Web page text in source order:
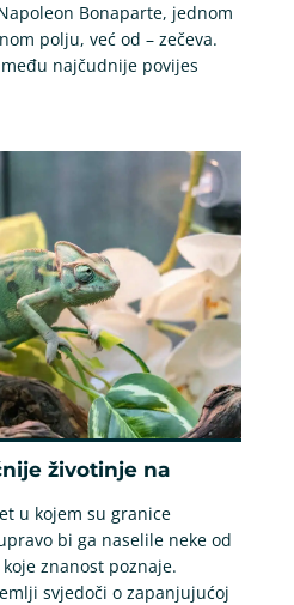
Bonaparte, jednom
polju, već od – zečeva.
najčudnije povijes
životinje na
u kojem su granice
bi ga naselile neke od
znanost poznaje.
svjedoči o zapanjujućoj